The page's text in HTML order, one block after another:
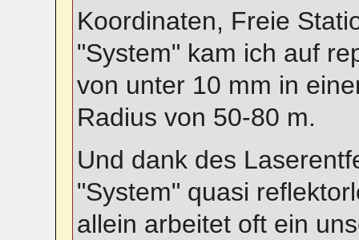
Koordinaten, Freie
"System" kam ich auf
von unter 10 mm in
Radius von 50-80 m.
Und dank des
"System" quasi
allein arbeitet oft ein